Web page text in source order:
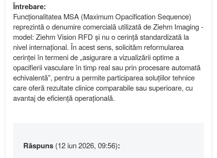
Întrebare:
Funcționalitatea MSA (Maximum Opacification Sequence)
reprezintă o denumire comercială utilizată de Ziehm Imaging -
model: Ziehm Vision RFD și nu o cerință standardizată la
nivel internațional. În acest sens, solicităm reformularea
cerinței în termeni de „asigurare a vizualizării optime a
opacifierii vasculare în timp real sau prin procesare automată
echivalentă”, pentru a permite participarea soluțiilor tehnice
care oferă rezultate clinice comparabile sau superioare, cu
avantaj de eficiență operațională.
Răspuns (12 iun 2026, 09:56):